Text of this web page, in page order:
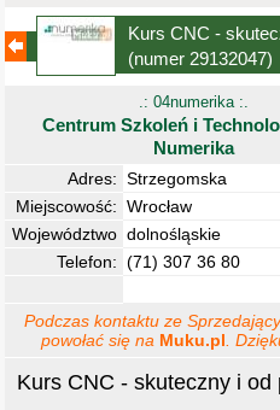
Kurs CNC -
(numer 29132047)
Kurs CNC - skuteczny i od
.: 04numerika :.
Centrum Szkoleń i
Numerika
Adres: Strzegomska
Miejscowość: Wrocław
Województwo dolnośląskie
Telefon: (71) 307 36 80
Podczas kontaktu ze
powołać się na Muku.pl .